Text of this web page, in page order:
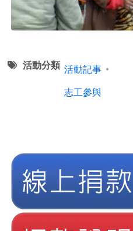
活動分類 活動記事
志工參與